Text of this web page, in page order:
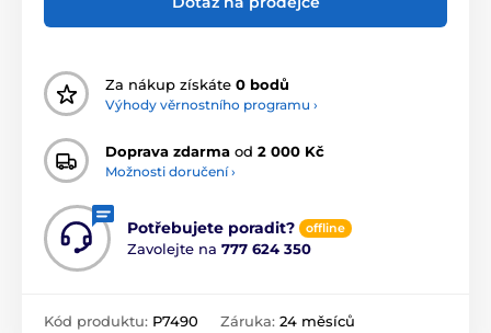
Za nákup získáte 0 bodů
Výhody věrnostního programu ›
Doprava zdarma od 2 000 Kč
Možnosti doručení ›
Potřebujete poradit? offline
Zavolejte na 777 624 350
Kód produktu: P7490 Záruka: 24 měsíců